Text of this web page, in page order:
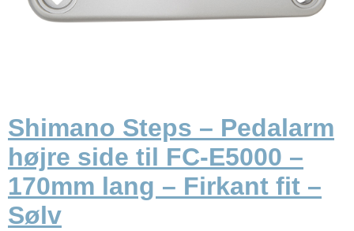
Shimano Steps – Pedalarm
højre side til FC-E5000 –
170mm lang – Firkant fit –
Sølv